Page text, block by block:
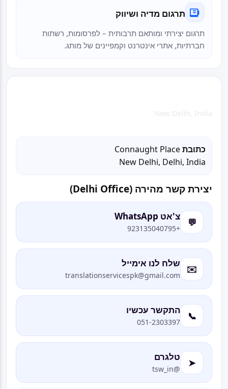
תרגום מדיה ושיווק
תרגום יצירתי ומותאם תרבותית – לפרסומות, רשתות
חברתיות, אתרי אינטרנט וקמפיינים של מותג.
כתובת
New Delhi, Delhi, India
יצירת קשר מהירה (Delhi Office)
💬 צ'אט WhatsApp
+923135040795
✉️ שלח לנו אימייל
translationservicespk@gmail.com
📞 התקשר עכשיו
051-2303397
➤ טלגרם
@tsw_in